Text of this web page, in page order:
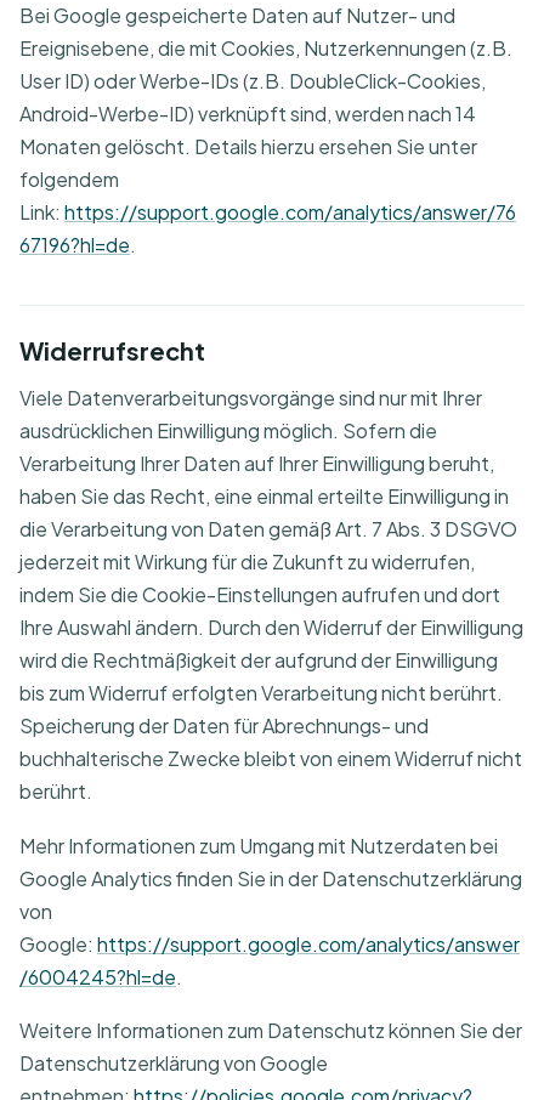
Bei Google gespeicherte Daten auf Nutzer- und
Ereignisebene, die mit Cookies, Nutzerkennungen (z.B.
User ID) oder Werbe-IDs (z.B. DoubleClick-Cookies,
Android-Werbe-ID) verknüpft sind, werden nach 14
Monaten gelöscht. Details hierzu ersehen Sie unter
folgendem
Link: https://support.google.com/analytics/answer/76
67196?hl=de.
Widerrufsrecht
Viele Datenverarbeitungsvorgänge sind nur mit Ihrer
ausdrücklichen Einwilligung möglich. Sofern die
Verarbeitung Ihrer Daten auf Ihrer Einwilligung beruht,
haben Sie das Recht, eine einmal erteilte Einwilligung in
die Verarbeitung von Daten gemäß Art. 7 Abs. 3 DSGVO
jederzeit mit Wirkung für die Zukunft zu widerrufen,
indem Sie die Cookie-Einstellungen aufrufen und dort
Ihre Auswahl ändern. Durch den Widerruf der Einwilligung
wird die Rechtmäßigkeit der aufgrund der Einwilligung
bis zum Widerruf erfolgten Verarbeitung nicht berührt.
Speicherung der Daten für Abrechnungs- und
buchhalterische Zwecke bleibt von einem Widerruf nicht
berührt.
Mehr Informationen zum Umgang mit Nutzerdaten bei
Google Analytics finden Sie in der Datenschutzerklärung
von
Google: https://support.google.com/analytics/answer
/6004245?hl=de.
Weitere Informationen zum Datenschutz können Sie der
Datenschutzerklärung von Google